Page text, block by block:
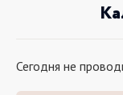
Сегодня не